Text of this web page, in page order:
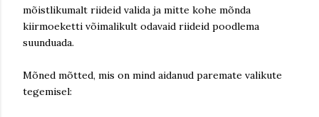
mõistlikumalt riideid valida ja mitte kohe mõnda
kiirmoeketti võimalikult odavaid riideid poodlema
suunduada.
Mõned mõtted, mis on mind aidanud paremate valikute
tegemisel: